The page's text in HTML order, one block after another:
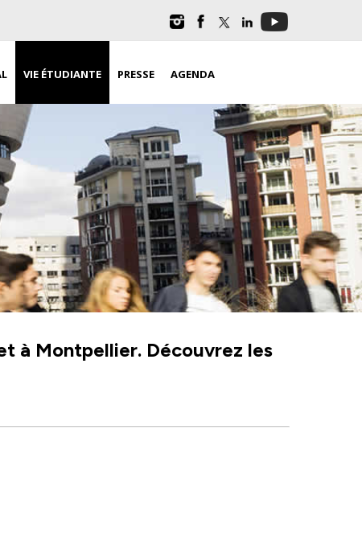
VIE ÉTUDIANTE PRESSE AGENDA
à Montpellier. Découvrez les